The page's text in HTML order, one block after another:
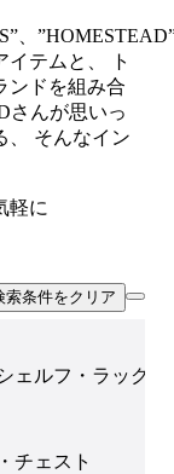
、
イテムと、 ト
ンドを組み合
さんが思いっ
、 そんなイン
軽に
索条件をクリア
ェルフ・ラック
チェスト